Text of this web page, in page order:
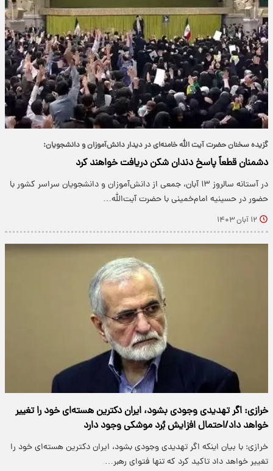
گزیده سخنان حضرت آیت الله خامنه‌ای در دیدار دانش‌آموزان و دانشجویان:
دشمنان قطعاً پاسخ دندان شکن دریافت خواهند کرد
در آستانه سالروز ۱۳ آبان، جمعی از دانش‌آموزان و دانشجویان سراسر کشور با
حضور در حسینیه امام‌خمینی با حضرت آیت‌الله…
۱۲ آبان ۱۴۰۳
خرازی: اگر تهدیدی وجودی بشود، ایران دکترین هسته‌ای خود را تغییر
خواهد داد/احتمال افزایش بُرد موشکی وجود دارد
خرازی: با بیان اینکه اگر تهدیدی وجودی بشود، ایران دکترین هسته‌ای خود را
تغییر خواهد داد تاکید کرد که تنها فتوای رهبر…